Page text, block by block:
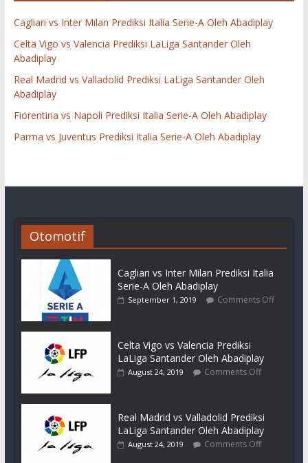
Cagliari vs Inter Milan Prediksi Italia Serie-A Oleh Abadiplay
Celta Vigo vs Valencia Prediksi LaLiga Santander Oleh
Abadiplay
Real Madrid vs Valladolid Prediksi LaLiga Santander Oleh
Abadiplay
Fiorentina vs Napoli Prediksi Italia Serie-A Oleh Abadiplay
Parma vs Juventus Prediksi Italia Serie-A Oleh Abadiplay
Otomotif
Cagliari vs Inter Milan Prediksi Italia
Serie-A Oleh Abadiplay
September 1, 2019 Comments Off
Celta Vigo vs Valencia Prediksi
LaLiga Santander Oleh Abadiplay
August 24, 2019 Comments Off
Real Madrid vs Valladolid Prediksi
LaLiga Santander Oleh Abadiplay
August 24, 2019 Comments Off